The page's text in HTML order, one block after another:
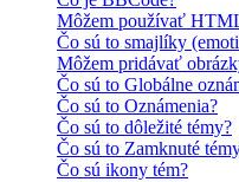
Môžem používať
Čo sú to smajlíky
Môžem pridávať
Čo sú to Globálne
Čo sú to Oznámenia?
Čo sú to dôležité témy?
Čo sú to Zamknuté
Čo sú ikony tém?